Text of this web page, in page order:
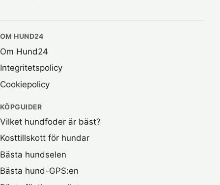
OM HUND24
Om Hund24
Integritetspolicy
Cookiepolicy
KÖPGUIDER
Vilket hundfoder är bäst?
Kosttillskott för hundar
Bästa hundselen
Bästa hund-GPS:en